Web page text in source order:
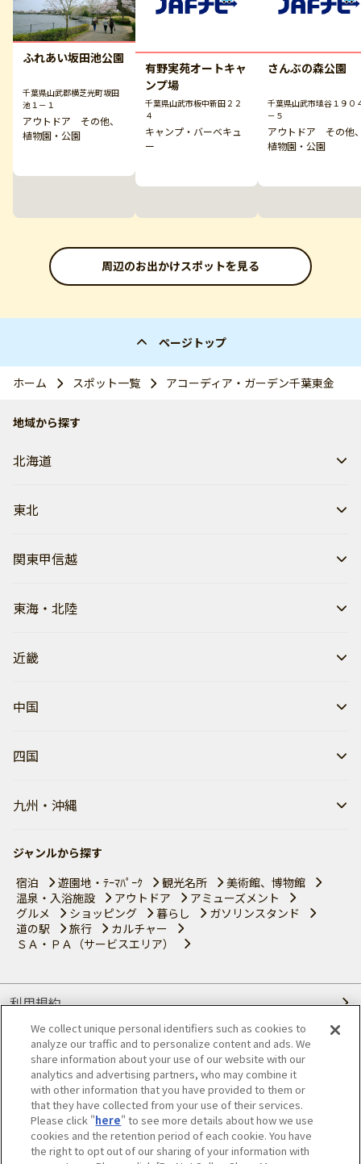
ふれあい坂田池公園
千葉県山武郡横芝光町坂田
池１－１
アウトドア その他、
植物園・公園
有野実苑オートキャ
ンプ場
千葉県山武市板中新田２２
４
キャンプ・バーベキュ
ー
さんぶの森公園
千葉県山武市埴谷１９０
－５
アウトドア その他
植物園・公園
周辺のお出かけスポットを見る
ページトップ
ホーム スポット一覧 アコーディア・ガーデン千葉東金
地域から探す
北海道
東北
関東甲信越
東海・北陸
近畿
中国
四国
九州・沖縄
ジャンルから探す
宿泊
遊園地・ﾃｰﾏﾊﾟｰｸ 観光名所
美術館、博物館
温泉・入浴施設
アウトドア
アミューズメント
グルメ
ショッピング 暮らし
ガソリンスタンド
道の駅
旅行
カルチャー
ＳＡ・ＰＡ（サービスエリア）
利用規約
個人情報の取り扱いについて
会員優待サービスの提携をご検討の方へ
JAFホームページ
© JAPAN AUTOMOBILE FEDERATION. All rights reserved.
We collect unique personal identifiers such as cookies to
analyze our traffic and to personalize content and ads. We
share information about your use of our website with our
analytics and advertising partners, who may combine it
with other information that you have provided to them or
that they have collected from your use of their services.
Please click "here" to see more details about how we use
cookies and the retention period of each cookie. You have
the right to opt out of our sharing of your information with